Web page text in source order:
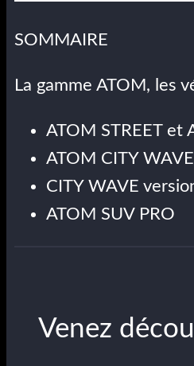
SOMMAIRE
La gamme ATOM, les
ATOM STREET et
ATOM CITY WAVE
CITY WAVE
ATOM SUV PRO
Venez